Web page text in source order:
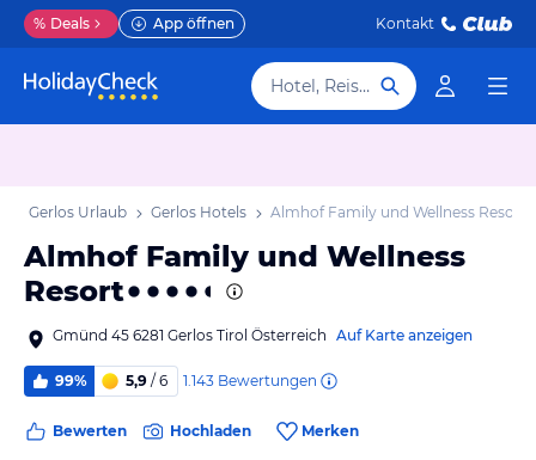
% Deals App öffnen Kontakt
Hotel, Reiseziel
Gerlos Urlaub Gerlos Hotels Almhof Family und Wellness Resort
Almhof Family und Wellness
Resort
Gmünd 45 6281 Gerlos Tirol Österreich Auf Karte anzeigen
99% 5,9 / 6 1.143 Bewertungen
Bewerten Hochladen Merken